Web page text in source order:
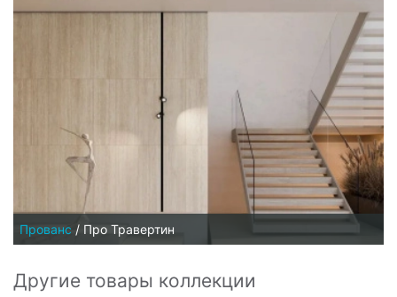
Прованс / Про Травертин
Другие товары коллекции